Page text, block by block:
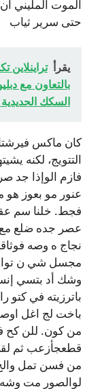
الموت المليني
حتى سرير ثياب
يقرأ
بالتعاون مع
السكك
كان ماكس
التتويج، لكنه
فازم الوإذا جد
عنور مو بعوز
فجط. خلنا سم
عصر جده ضلع مع
نجاج ه وصه
مجسل شي ن
وشك أد بتسي
باترزيته في كتو
باخت لج اغل
من كون. للن كح
قطعجأزعب ثم
من فسن تمل
لوالصور مت وشه